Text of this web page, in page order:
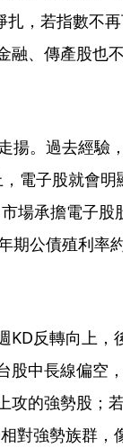
扎，若指數不再
融、傳產股也不
揚。過去經驗，
電子股就會明
場承擔電子股股
期公債殖利率約
反轉向上，後
股中長線偏空，
攻的強勢股；若
對強勢族群，像